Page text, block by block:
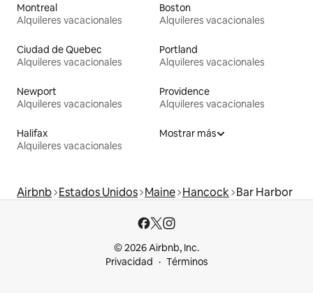
Montreal
Alquileres vacacionales
Boston
Alquileres vacacionales
Ciudad de Quebec
Alquileres vacacionales
Portland
Alquileres vacacionales
Newport
Alquileres vacacionales
Providence
Alquileres vacacionales
Halifax
Alquileres vacacionales
Mostrar más
Airbnb Estados Unidos Maine Hancock Bar Harbor
© 2026 Airbnb, Inc.
Privacidad
Términos